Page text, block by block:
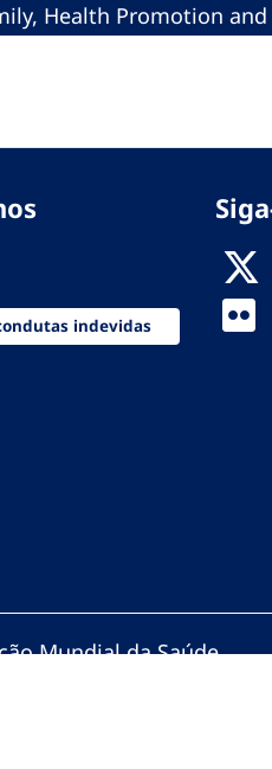
Health Promotion and
indevidas
Mundial da Saúde